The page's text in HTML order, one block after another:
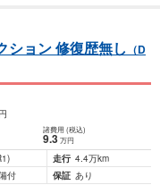
ション 修復歴無し （D
諸費用 (税込)
9.3 万円
走行 4.4万km
付 保証 あり